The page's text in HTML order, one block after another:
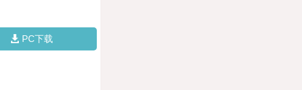
PC下载